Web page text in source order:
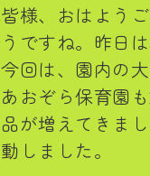
皆様、おはよう
うですね。昨日
今回は、園内の
あおぞら保育園
品が増えてきま
動しました。